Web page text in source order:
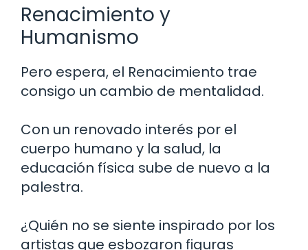
Renacimiento y
Humanismo
Pero espera, el Renacimiento trae
consigo un cambio de mentalidad.
Con un renovado interés por el
cuerpo humano y la salud, la
educación física sube de nuevo a la
palestra.
¿Quién no se siente inspirado por los
artistas que esbozaron figuras